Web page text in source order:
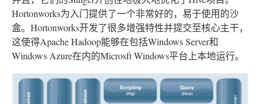
Hortonworks为入门提供了一个非常好的，易于使用的沙
盒。Hortonworks开发了很多增强特性并提交至核心主干，
这使得Apache Hadoop能够在包括Windows Server和
Windows Azure在内的Microsft Windows平台上本地运行。